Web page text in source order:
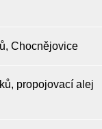
Chocnějovice
propojovací alej